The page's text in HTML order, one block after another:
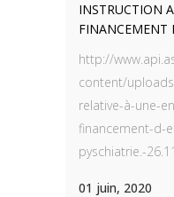
INSTRUCTION
FINANCEMENT
http://
content/
relative-à-une-
financement-d-
pyschiatrie.-
01 juin, 2020